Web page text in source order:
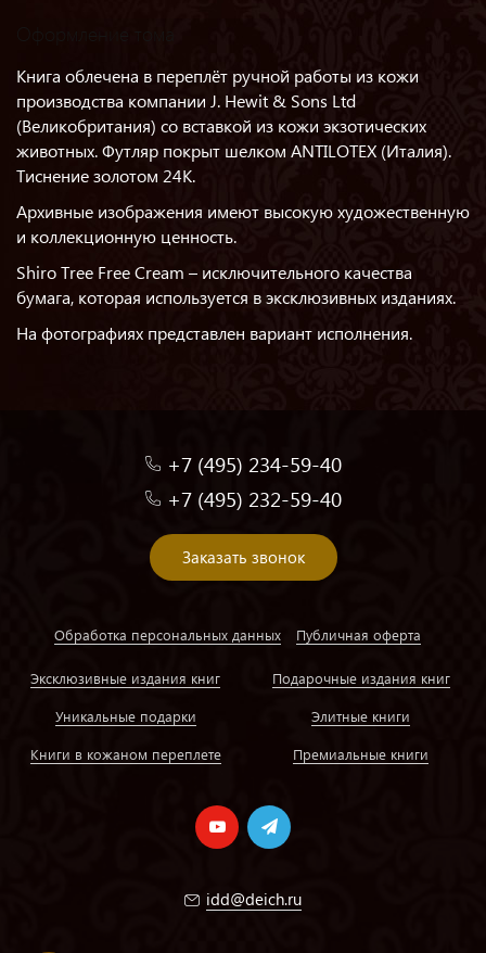
Книга облечена в переплёт ручной работы из кожи
производства компании J. Hewit & Sons Ltd
(Великобритания) со вставкой из кожи экзотических
животных. Футляр покрыт шелком ANTILOTEX (Италия).
Тиснение золотом 24K.
Архивные изображения имеют высокую художественную
и коллекционную ценность.
Shiro Tree Free Cream – исключительного качества
бумага, которая используется в эксклюзивных изданиях.
На фотографиях представлен вариант исполнения.
+7 (495) 234-59-40
+7 (495) 232-59-40
Заказать звонок
Обработка персональных данных Публичная оферта
Эксклюзивные издания книг
Уникальные подарки
Книги в кожаном переплете
Подарочные издания книг
Элитные книги
Премиальные книги
idd@deich.ru